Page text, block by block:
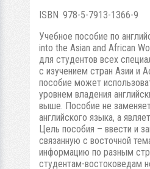
ISBN 978-5-7913-1366-9
Учебное пособие по
into the Asian and African
для студентов всех
с изучением стран Азии и
пособие может
уровнем владения
выше. Пособие не
английского языка, а
Цель пособия – ввести и
связанную с восточной
информацию по разным
студентам-востоковедам